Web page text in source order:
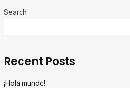
Search
Recent Posts
¡Hola mundo!